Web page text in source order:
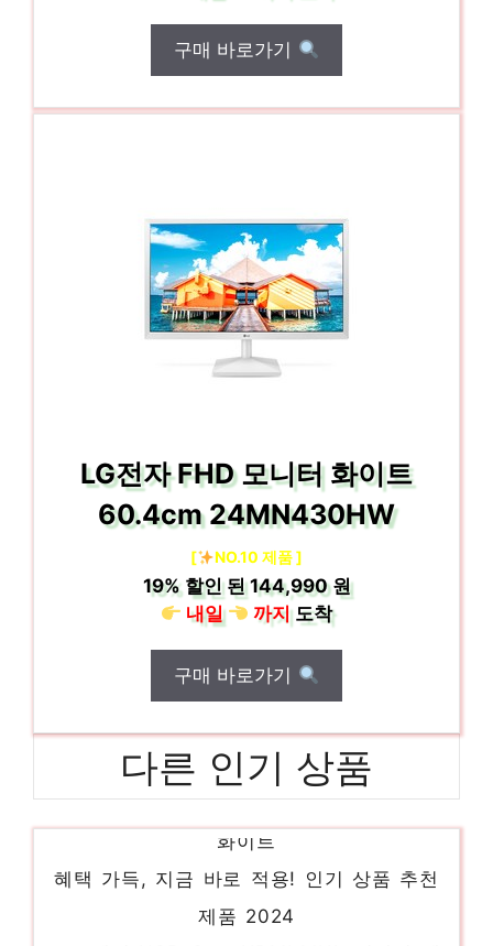
구매 바로가기
LG전자 FHD 모니터 화이트
60.4cm 24MN430HW
[ NO.10 제품 ]
19%할인 된144,990 원
내일
까지도착
구매 바로가기
다른 인기 상품
미니쿡 저당 전기밥솥 3인, TKC-550, 퓨어
혜택 가득, 지금 바로 적용! 인기 상품 추천
제품 2024
코드웨이 USB-C to HDMI MHL 미러링 케